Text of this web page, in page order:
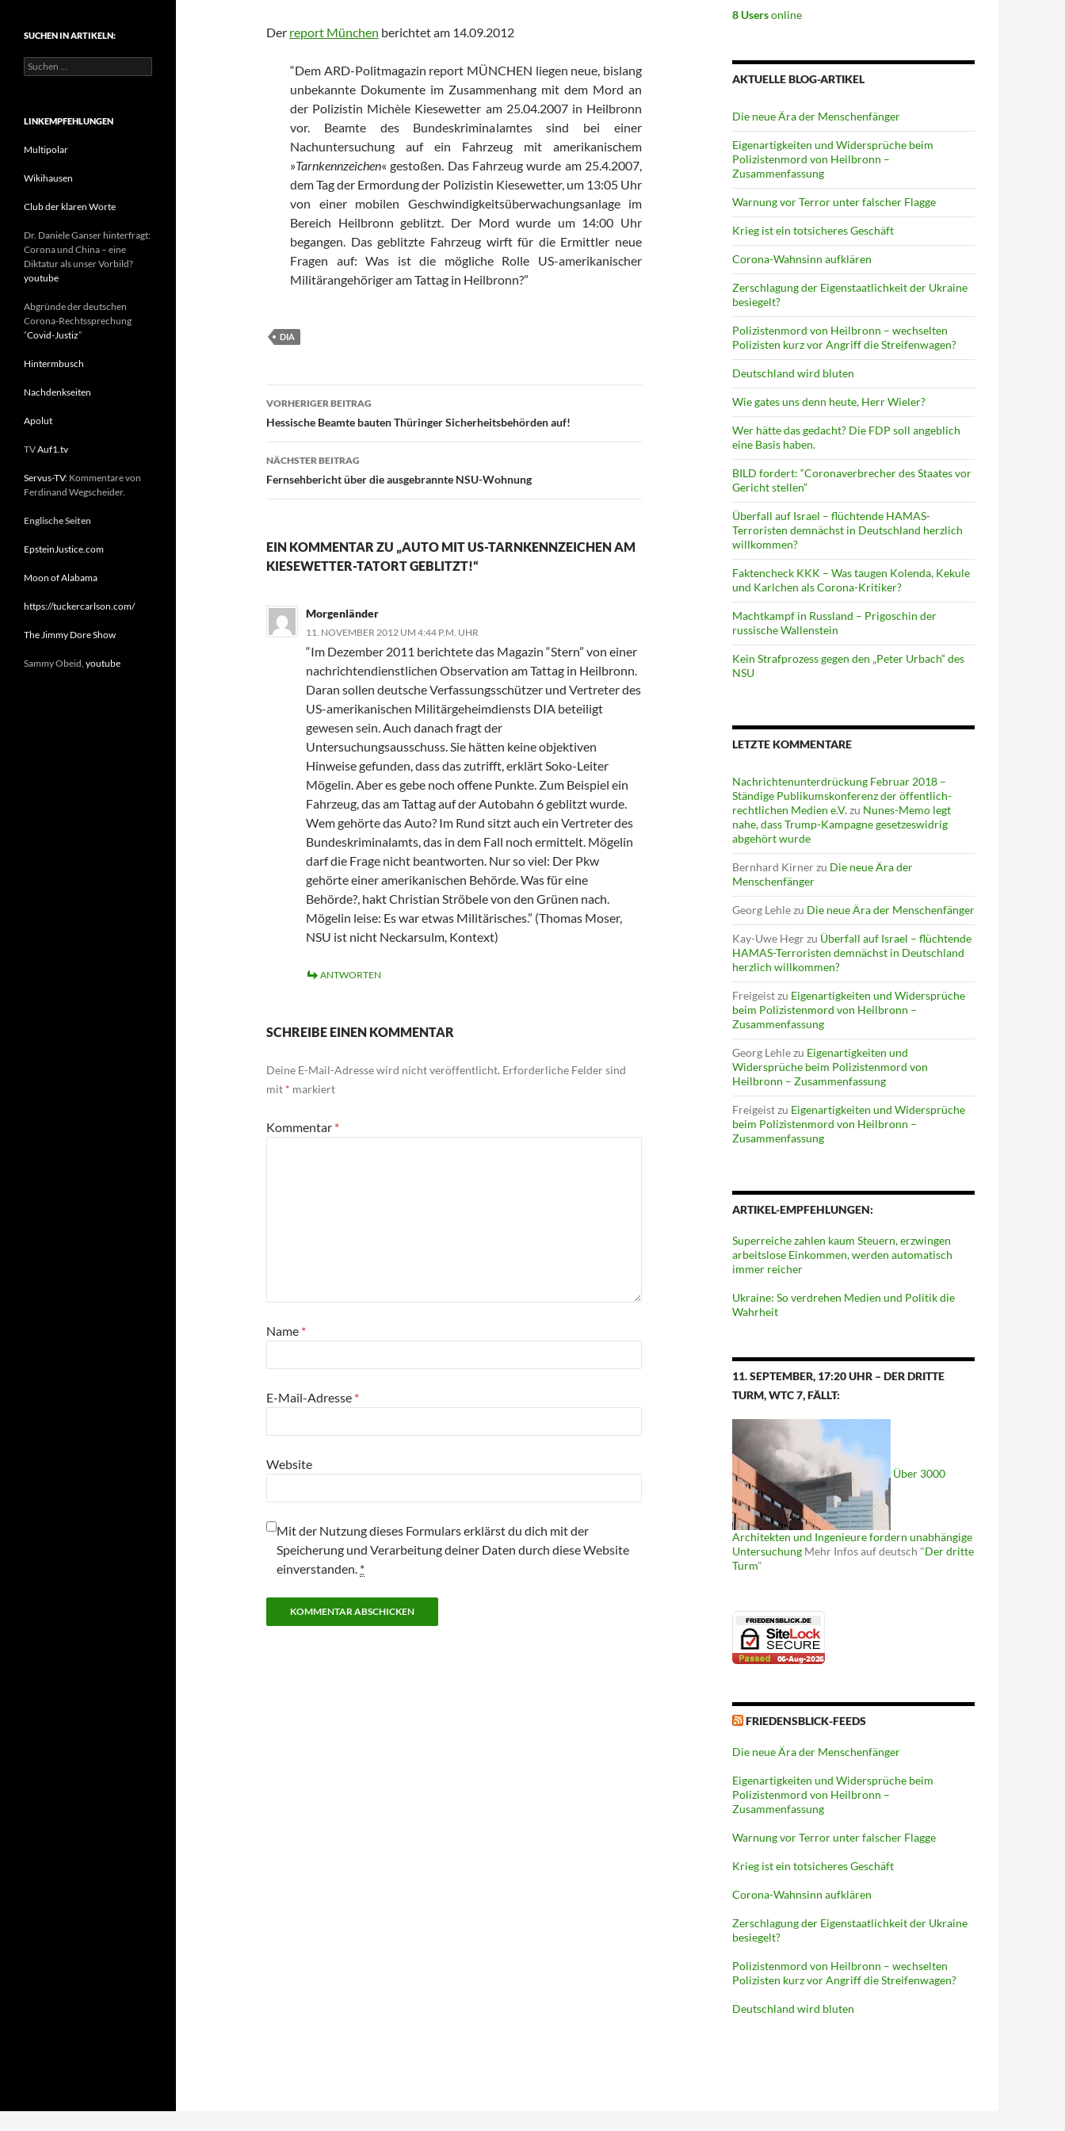
Der report München berichtet am 14.09.2012
“Dem ARD-Politmagazin report MÜNCHEN liegen neue, bislang
unbekannte Dokumente im Zusammenhang mit dem Mord an
der Polizistin Michèle Kiesewetter am 25.04.2007 in Heilbronn
vor. Beamte des Bundeskriminalamtes sind bei einer
Nachuntersuchung auf ein Fahrzeug mit amerikanischem
»Tarnkennzeichen« gestoßen. Das Fahrzeug wurde am 25.4.2007,
dem Tag der Ermordung der Polizistin Kiesewetter, um 13:05 Uhr
von einer mobilen Geschwindigkeitsüberwachungsanlage im
Bereich Heilbronn geblitzt. Der Mord wurde um 14:00 Uhr
begangen. Das geblitzte Fahrzeug wirft für die Ermittler neue
Fragen auf: Was ist die mögliche Rolle US-amerikanischer
Militärangehöriger am Tattag in Heilbronn?”
DIA
Beitragsnavigation
VORHERIGER BEITRAG
Hessische Beamte bauten Thüringer Sicherheitsbehörden auf!
NÄCHSTER BEITRAG
Fernsehbericht über die ausgebrannte NSU-Wohnung
EIN KOMMENTAR ZU „AUTO MIT US-TARNKENNZEICHEN AM
KIESEWETTER-TATORT GEBLITZT!“
Morgenländer
11. NOVEMBER 2012 UM 4:44 P.M. UHR
“Im Dezember 2011 berichtete das Magazin “Stern” von einer
nachrichtendienstlichen Observation am Tattag in Heilbronn.
Daran sollen deutsche Verfassungsschützer und Vertreter des
US-amerikanischen Militärgeheimdiensts DIA beteiligt
gewesen sein. Auch danach fragt der
Untersuchungsausschuss. Sie hätten keine objektiven
Hinweise gefunden, dass das zutrifft, erklärt Soko-Leiter
Mögelin. Aber es gebe noch offene Punkte. Zum Beispiel ein
Fahrzeug, das am Tattag auf der Autobahn 6 geblitzt wurde.
Wem gehörte das Auto? Im Rund sitzt auch ein Vertreter des
Bundeskriminalamts, das in dem Fall noch ermittelt. Mögelin
darf die Frage nicht beantworten. Nur so viel: Der Pkw
gehörte einer amerikanischen Behörde. Was für eine
Behörde?, hakt Christian Ströbele von den Grünen nach.
Mögelin leise: Es war etwas Militärisches.” (Thomas Moser,
NSU ist nicht Neckarsulm, Kontext)
ANTWORTEN
SCHREIBE EINEN KOMMENTAR
Deine E-Mail-Adresse wird nicht veröffentlicht. Erforderliche Felder sind
mit * markiert
Kommentar *
Name *
E-Mail-Adresse *
Website
Mit der Nutzung dieses Formulars erklärst du dich mit der
Speicherung und Verarbeitung deiner Daten durch diese Website
einverstanden. *
8 Usersonline
AKTUELLE BLOG-ARTIKEL
Die neue Ära der Menschenfänger
Eigenartigkeiten und Widersprüche beim
Polizistenmord von Heilbronn –
Zusammenfassung
Warnung vor Terror unter falscher Flagge
Krieg ist ein totsicheres Geschäft
Corona-Wahnsinn aufklären
Zerschlagung der Eigenstaatlichkeit der Ukraine
besiegelt?
Polizistenmord von Heilbronn – wechselten
Polizisten kurz vor Angriff die Streifenwagen?
Deutschland wird bluten
Wie gates uns denn heute, Herr Wieler?
Wer hätte das gedacht? Die FDP soll angeblich
eine Basis haben.
BILD fordert: “Coronaverbrecher des Staates vor
Gericht stellen”
Überfall auf Israel – flüchtende HAMAS-
Terroristen demnächst in Deutschland herzlich
willkommen?
Faktencheck KKK – Was taugen Kolenda, Kekule
und Karlchen als Corona-Kritiker?
Machtkampf in Russland – Prigoschin der
russische Wallenstein
Kein Strafprozess gegen den „Peter Urbach“ des
NSU
LETZTE KOMMENTARE
Nachrichtenunterdrückung Februar 2018 –
Ständige Publikumskonferenz der öffentlich-
rechtlichen Medien e.V.zu Nunes-Memo legt
nahe, dass Trump-Kampagne gesetzeswidrig
abgehört wurde
Bernhard Kirnerzu Die neue Ära der
Menschenfänger
Georg Lehlezu Die neue Ära der Menschenfänger
Kay-Uwe Hegrzu Überfall auf Israel – flüchtende
HAMAS-Terroristen demnächst in Deutschland
herzlich willkommen?
Freigeistzu Eigenartigkeiten und Widersprüche
beim Polizistenmord von Heilbronn –
Zusammenfassung
Georg Lehlezu Eigenartigkeiten und
Widersprüche beim Polizistenmord von
Heilbronn – Zusammenfassung
Freigeistzu Eigenartigkeiten und Widersprüche
beim Polizistenmord von Heilbronn –
Zusammenfassung
ARTIKEL-EMPFEHLUNGEN:
Superreiche zahlen kaum Steuern, erzwingen
arbeitslose Einkommen, werden automatisch
immer reicher
Ukraine: So verdrehen Medien und Politik die
Wahrheit
11. SEPTEMBER, 17:20 UHR – DER DRITTE
TURM, WTC 7, FÄLLT:
Über 3000
Architekten und Ingenieure fordern unabhängige
Untersuchung Mehr Infos auf deutsch "Der dritte
Turm"
FRIEDENSBLICK-FEEDS
Die neue Ära der Menschenfänger
Eigenartigkeiten und Widersprüche beim
Polizistenmord von Heilbronn –
Zusammenfassung
Warnung vor Terror unter falscher Flagge
Krieg ist ein totsicheres Geschäft
Corona-Wahnsinn aufklären
Zerschlagung der Eigenstaatlichkeit der Ukraine
besiegelt?
Polizistenmord von Heilbronn – wechselten
Polizisten kurz vor Angriff die Streifenwagen?
Deutschland wird bluten
g
SUCHEN IN ARTIKELN:
S
u
e
n
c
:
LINKEMPFEHLUNGEN
Multipolar
Wikihausen
Club der klaren Worte
Dr. Daniele Ganser hinterfragt:
Corona und China – eine
Diktatur als unser Vorbild?
youtube
Abgründe der deutschen
Corona-Rechtssprechung
“Covid-Justiz”
Hintermbusch
Nachdenkseiten
Apolut
TVAuf1.tv
Servus-TV: Kommentare von
Ferdinand Wegscheider.
Englische Seiten
EpsteinJustice.com
Moon of Alabama
https://tuckercarlson.com/
The Jimmy Dore Show
Sammy Obeid, youtube